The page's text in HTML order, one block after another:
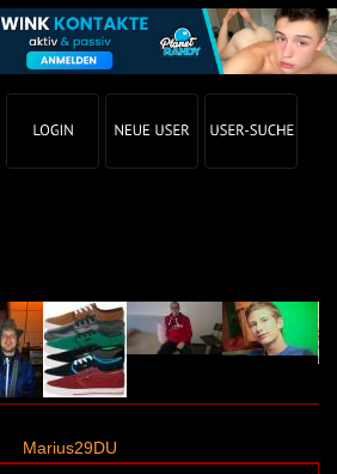
Marius29DU